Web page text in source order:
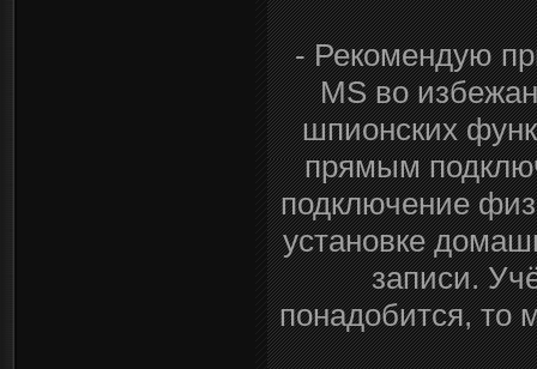
- Рекомендую
MS во
шпионских
прямым
подключение
установке
записи.
понадобится, то